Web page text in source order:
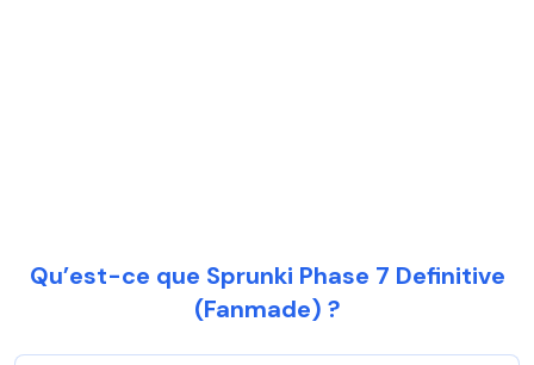
Qu’est-ce que Sprunki Phase 7 Definitive
(Fanmade) ?